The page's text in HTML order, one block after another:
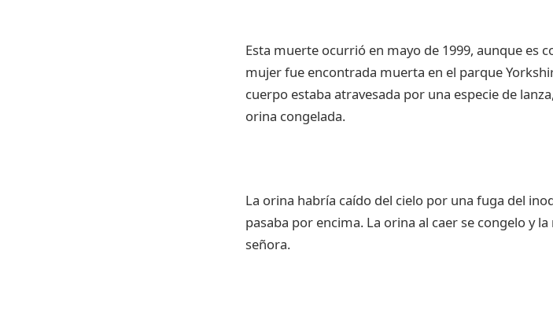
Esta muerte ocurrió en mayo de 1999, aunque es
mujer fue encontrada muerta en el parque
cuerpo estaba atravesada por una especie de
orina congelada.
La orina habría caído del cielo por una fuga del
pasaba por encima. La orina al caer se congelo y
señora.